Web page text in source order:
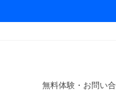
無料体験・お問い